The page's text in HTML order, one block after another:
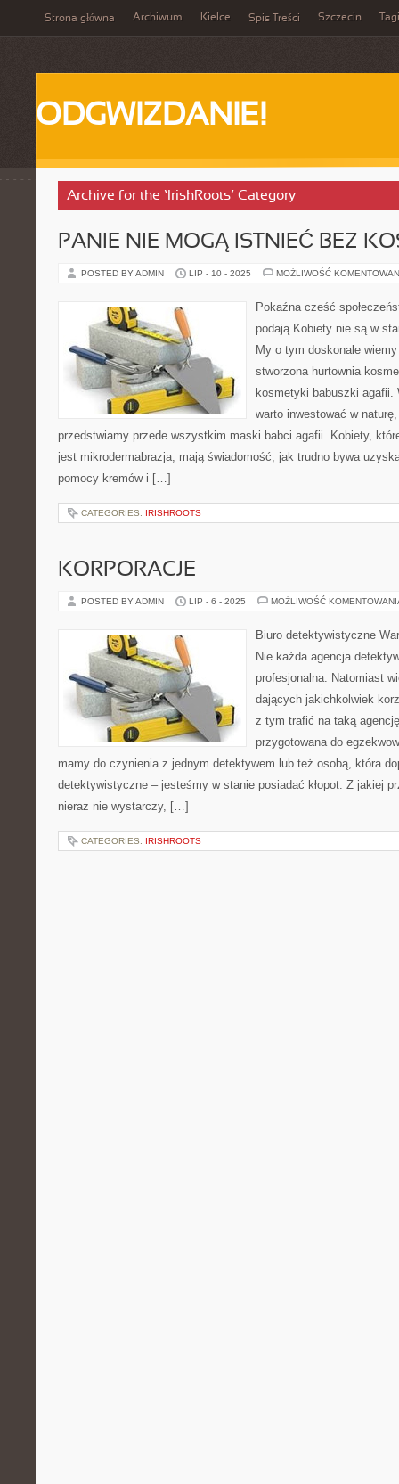
Strona główna Archiwum Kielce Spis Treści Szczecin Tagi
ODGWIZDANIE!
Archive for the ‘IrishRoots’ Category
PANIE NIE MOGĄ ISTNIEĆ BEZ
POSTED BY ADMIN LIP - 10 - 2025 MOŻLIWOŚĆ
Pokaźna cześć
podają Kobiety nie są w
My o tym doskonale
stworzona hurtownia
kosmetyki babuszki
warto inwestować w
przedstwiamy przede wszystkim maski babci agafii. Kobiety,
jest mikrodermabrazja, mają świadomość, jak trudno bywa
pomocy kremów i […]
CATEGORIES: IRISHROOTS
KORPORACJE
POSTED BY ADMIN LIP - 6 - 2025 MOŻLIWOŚĆ
Biuro detektywistyczne
Nie każda agencja
profesjonalna. Natomiast
dających jakichkolwiek
z tym trafić na taką
przygotowana do
mamy do czynienia z jednym detektywem lub też osobą, która
detektywistyczne – jesteśmy w stanie posiadać kłopot. Z jakiej
nieraz nie wystarczy, […]
CATEGORIES: IRISHROOTS